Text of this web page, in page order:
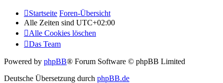
Startseite Foren-Übersicht
Alle Zeiten sind UTC+02:00
Alle Cookies löschen
Das Team
Powered by phpBB® Forum Software © phpBB Limited
Deutsche Übersetzung durch phpBB.de